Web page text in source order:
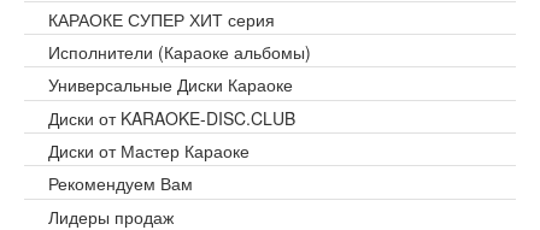
КАРАОКЕ СУПЕР ХИТ серия
Исполнители (Караоке альбомы)
Универсальные Диски Караоке
Диски от KARAOKE-DISC.CLUB
Диски от Мастер Караоке
Рекомендуем Вам
Лидеры продаж